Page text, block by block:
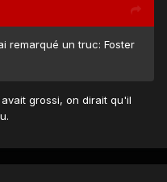
remarqué un truc: Foster
grossi, on dirait qu'il